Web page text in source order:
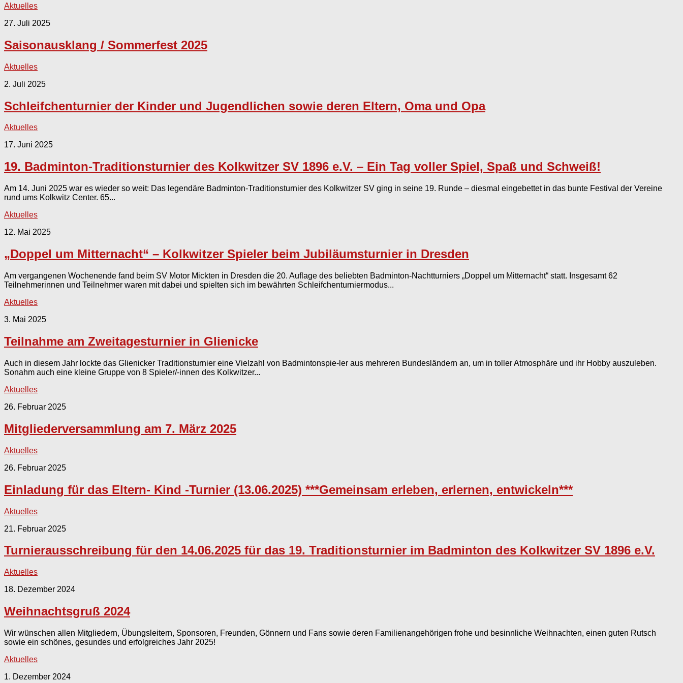
Aktuelles
27. Juli 2025
Saisonausklang / Sommerfest 2025
Aktuelles
2. Juli 2025
Schleifchenturnier der Kinder und Jugendlichen sowie deren Eltern, Oma und Opa
Aktuelles
17. Juni 2025
19. Badminton-Traditionsturnier des Kolkwitzer SV 1896 e.V. – Ein Tag voller Spiel, Spaß und Schweiß!
Am 14. Juni 2025 war es wieder so weit: Das legendäre Badminton-Traditionsturnier des Kolkwitzer SV ging in seine 19. Runde – diesmal eingebettet in das bunte Festival der Vereine
rund ums Kolkwitz Center. 65...
Aktuelles
12. Mai 2025
„Doppel um Mitternacht“ – Kolkwitzer Spieler beim Jubiläumsturnier in Dresden
Am vergangenen Wochenende fand beim SV Motor Mickten in Dresden die 20. Auflage des beliebten Badminton-Nachtturniers „Doppel um Mitternacht“ statt. Insgesamt 62
Teilnehmerinnen und Teilnehmer waren mit dabei und spielten sich im bewährten Schleifchenturniermodus...
Aktuelles
3. Mai 2025
Teilnahme am Zweitagesturnier in Glienicke
Auch in diesem Jahr lockte das Glienicker Traditionsturnier eine Vielzahl von Badmintonspie-ler aus mehreren Bundesländern an, um in toller Atmosphäre und ihr Hobby auszuleben.
Sonahm auch eine kleine Gruppe von 8 Spieler/-innen des Kolkwitzer...
Aktuelles
26. Februar 2025
Mitgliederversammlung am 7. März 2025
Aktuelles
26. Februar 2025
Einladung für das Eltern- Kind -Turnier (13.06.2025) ***Gemeinsam erleben, erlernen, entwickeln***
Aktuelles
21. Februar 2025
Turnierausschreibung für den 14.06.2025 für das 19. Traditionsturnier im Badminton des Kolkwitzer SV 1896 e.V.
Aktuelles
18. Dezember 2024
Weihnachtsgruß 2024
Wir wünschen allen Mitgliedern, Übungsleitern, Sponsoren, Freunden, Gönnern und Fans sowie deren Familienangehörigen frohe und besinnliche Weihnachten, einen guten Rutsch
sowie ein schönes, gesundes und erfolgreiches Jahr 2025!
Aktuelles
1. Dezember 2024